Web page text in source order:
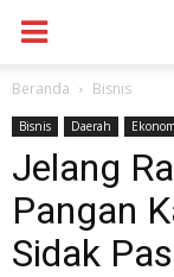
Beranda Bisnis
Bisnis Daerah
Jelang
Pangan
Sidak